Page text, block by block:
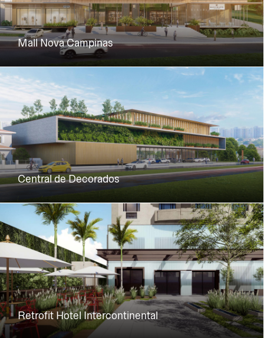
Mall Nova Campinas
Central de Decorados
Retrofit Hotel Intercontinental